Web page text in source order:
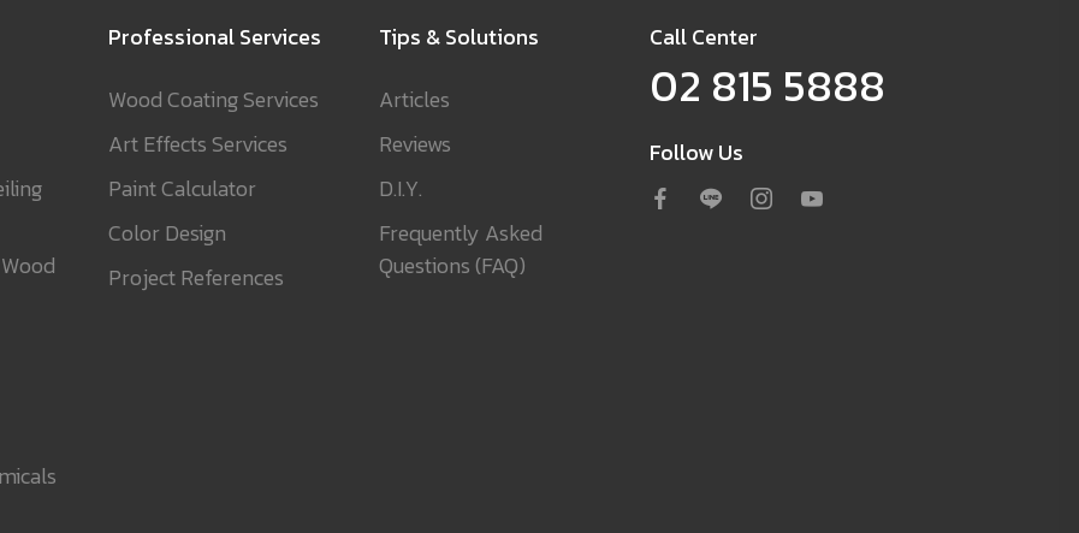
Professional Services
Wood Coating Services
Art Effects Services
Paint Calculator
Color Design
Project References
Tips & Solutions
Articles
Reviews
D.I.Y.
Frequently Asked
Questions (FAQ)
Call Center
02 815 5888
Follow Us